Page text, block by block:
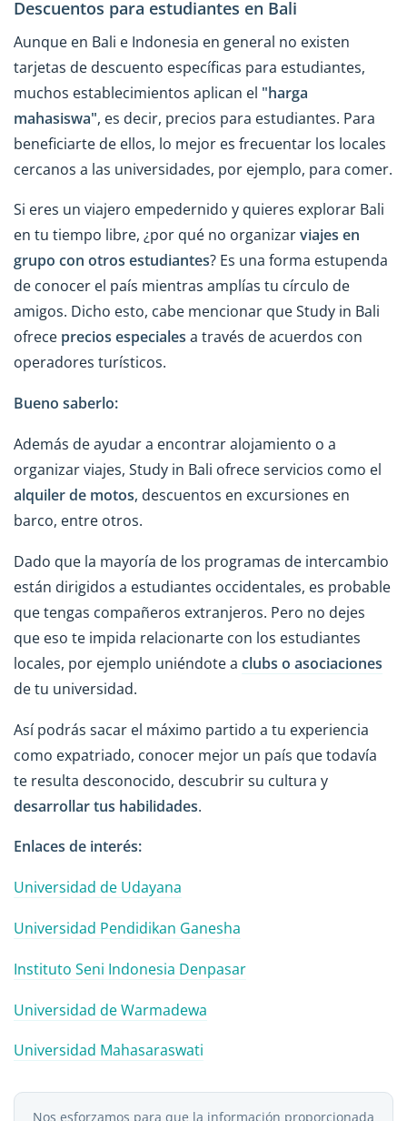
Descuentos para estudiantes en Bali
Aunque en Bali e Indonesia en general no existen
tarjetas de descuento específicas para estudiantes,
muchos establecimientos aplican el "harga
mahasiswa", es decir, precios para estudiantes. Para
beneficiarte de ellos, lo mejor es frecuentar los locales
cercanos a las universidades, por ejemplo, para comer.
Si eres un viajero empedernido y quieres explorar Bali
en tu tiempo libre, ¿por qué no organizarviajes en
grupo con otros estudiantes? Es una forma estupenda
de conocer el país mientras amplías tu círculo de
amigos. Dicho esto, cabe mencionar que Study in Bali
ofrece precios especiales a través de acuerdos con
operadores turísticos.
Bueno saberlo:
Además de ayudar a encontrar alojamiento o a
organizar viajes, Study in Bali ofrece servicios como el
alquiler de motos, descuentos en excursiones en
barco, entre otros.
Dado que la mayoría de los programas de intercambio
están dirigidos a estudiantes occidentales, es probable
que tengas compañeros extranjeros. Pero no dejes
que eso te impida relacionarte con los estudiantes
locales, por ejemplo uniéndote a clubs o asociaciones
de tu universidad.
Así podrás sacar el máximo partido a tu experiencia
como expatriado, conocer mejor un país que todavía
te resulta desconocido, descubrir su cultura y
desarrollar tus habilidades.
Enlaces de interés:
Universidad de Udayana
Universidad Pendidikan Ganesha
Instituto Seni Indonesia Denpasar
Universidad de Warmadewa
Universidad Mahasaraswati
Nos esforzamos para que la información proporcionada